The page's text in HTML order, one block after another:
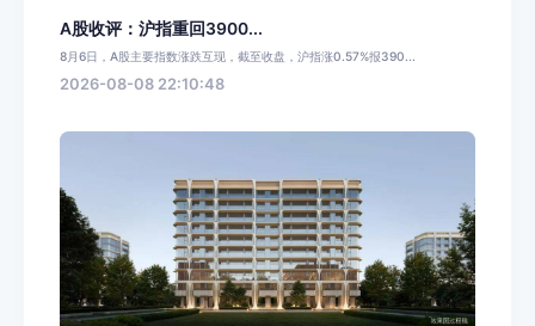
A股收评：沪指重回3900...
8月6日，A股主要指数涨跌互现，截至收盘，沪指涨0.57%报390...
2026-08-08 22:10:48